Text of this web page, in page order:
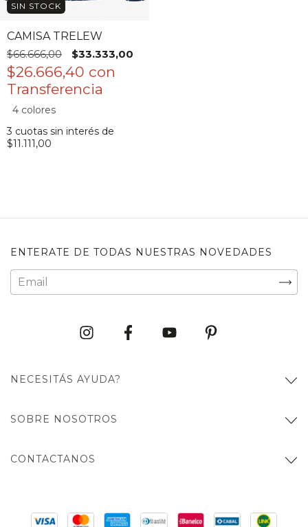
SIN STOCK
CAMISA TRELEW
$66.666,00
$33.333,00
$26.666,40 con
4 colores
3 cuotas sin interés de
$11.111,00
ENTERATE DE TODAS NUESTRAS NOVEDADES
NECESITÁS AYUDA?
SOBRE NOSOTROS
CONTACTANOS